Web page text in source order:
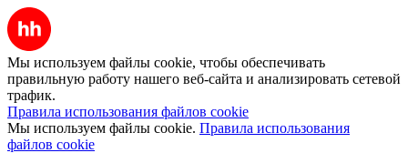
Мы используем файлы cookie, чтобы обеспечивать
правильную работу нашего веб-сайта и анализировать сетевой
трафик.
Правила использования файлов cookie
Мы используем файлы cookie. Правила использования
файлов cookie